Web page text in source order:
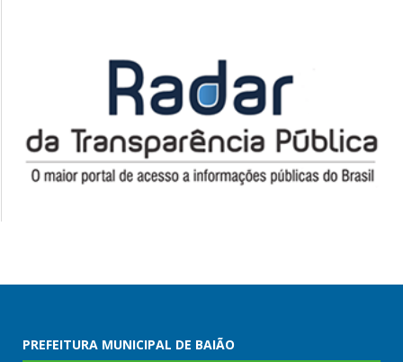
PREFEITURA MUNICIPAL DE BAIÃO